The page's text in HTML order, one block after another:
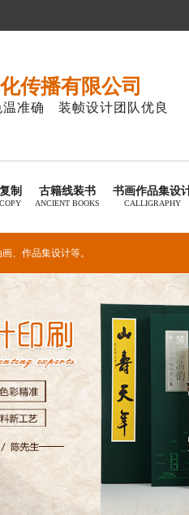
传播有限公司
准确 装帧设计团队优良
制 古籍线装书
ANCIENT BOOKS
书画作品集设
CALLIGRAPHY
画、 作品集设计等。